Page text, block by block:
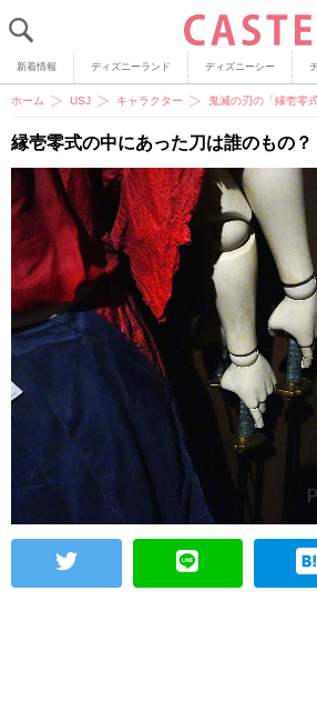
新着情報 ディズニーランド ディズニーシー
ホーム USJ キャラクター 鬼滅の刃の「縁壱零
縁壱零式の中にあった刀は誰のもの？